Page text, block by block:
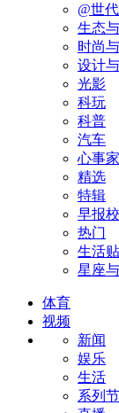
@世代
生态
时尚
设计
光影
科玩
科普
汽车
心事
精选
特辑
早报
热门
生活
星座
体育
视频
新闻
娱乐
生活
系列